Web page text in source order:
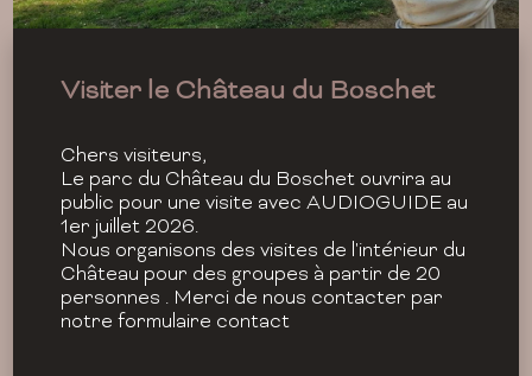
Visiter le Château du Boschet
Chers visiteurs,
Le parc du Château du Boschet ouvrira au
public pour une visite avec AUDIOGUIDE au
1er juillet 2026.
Nous organisons des visites de l'intérieur du
Château pour des groupes à partir de 20
personnes . Merci de nous contacter par
notre formulaire contact